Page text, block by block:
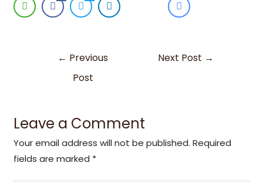
← Previous
Post
Next Post →
Leave a Comment
Your email address will not be published. Required
fields are marked *